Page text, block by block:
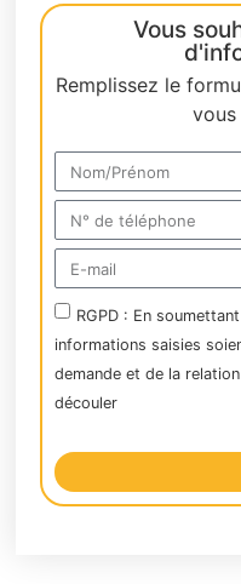
Vous
Remplissez le
vous
RGPD : En
informations saisies
demande et de la
découler
Alternative: